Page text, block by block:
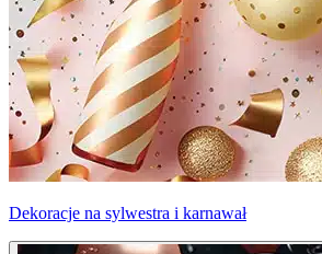
Dekoracje na sylwestra i karnawał